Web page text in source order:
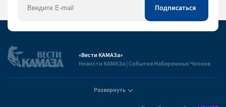
«Вести КАМАЗа»
Новости КАМАЗа | События Набережных Челнов
Развернуть